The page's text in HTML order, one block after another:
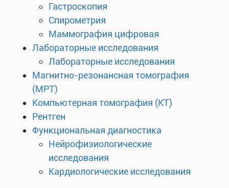
Гастроскопия
Спирометрия
Маммография цифровая
Лабораторные исследования
Лабораторные исследования
Магнитно-резонансная томография
(МРТ)
Компьютерная томография (КТ)
Рентген
Функциональная диагностика
Нейрофизиологические
исследования
Кардиологические исследования